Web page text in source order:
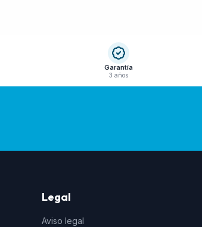
Garantía
3 años
Legal
Aviso legal